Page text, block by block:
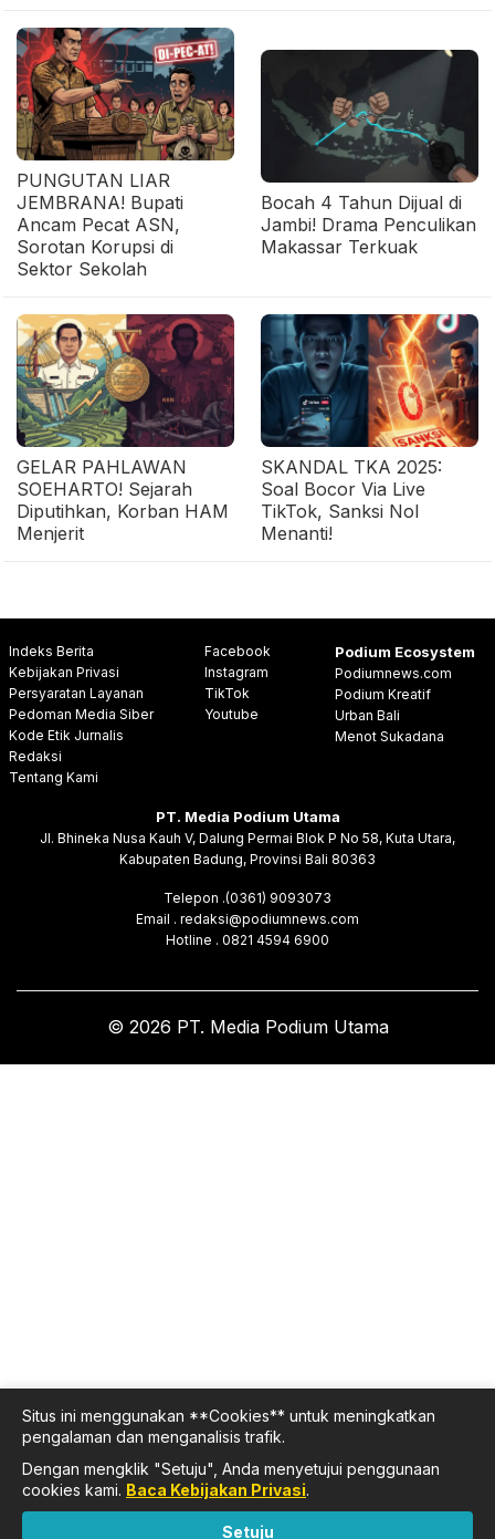
PUNGUTAN LIAR
JEMBRANA! Bupati
Ancam Pecat ASN,
Sorotan Korupsi di
Sektor Sekolah
Bocah 4 Tahun Dijual di
Jambi! Drama Penculikan
Makassar Terkuak
GELAR PAHLAWAN
SOEHARTO! Sejarah
Diputihkan, Korban HAM
Menjerit
SKANDAL TKA 2025:
Soal Bocor Via Live
TikTok, Sanksi Nol
Menanti!
Indeks Berita
Kebijakan Privasi
Persyaratan Layanan
Pedoman Media Siber
Kode Etik Jurnalis
Redaksi
Tentang Kami
Facebook
Instagram
TikTok
Youtube
Podium Ecosystem
Podiumnews.com
Podium Kreatif
Urban Bali
Menot Sukadana
PT. Media Podium Utama
Jl. Bhineka Nusa Kauh V, Dalung Permai Blok P No 58, Kuta Utara,
Kabupaten Badung, Provinsi Bali 80363
Telepon .(0361) 9093073
Email . redaksi@podiumnews.com
Hotline . 0821 4594 6900
© 2026 PT. Media Podium Utama
Situs ini menggunakan **Cookies** untuk meningkatkan
pengalaman dan menganalisis trafik.
Dengan mengklik "Setuju", Anda menyetujui penggunaan
cookies kami. Baca Kebijakan Privasi.
Setuju